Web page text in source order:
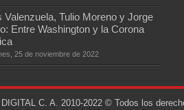
Valenzuela, Tulio Moreno y Jorge
Entre Washington y la Corona
25 de noviembre de 2022
C. A. 2010-2022 © Todos los